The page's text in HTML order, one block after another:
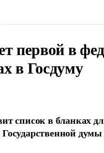
первой в
в Госдуму
список в бланках
думы